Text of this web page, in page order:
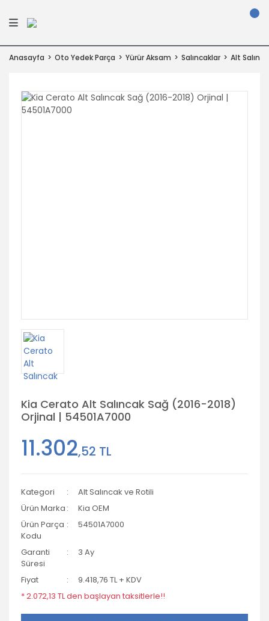
Anasayfa Oto Yedek Parça Yürür Aksam Salıncaklar Alt
Kia Cerato Alt Salıncak Sağ (2016-2018)
Orjinal | 54501A7000
11.302,52 TL
Kategori
Alt Salıncak ve Rotili
Ürün Marka
Kia OEM
Ürün Parça
Kodu
54501A7000
Garanti
Süresi
3 Ay
Fiyat
9.418,76 TL + KDV
* 2.072,13 TL den başlayan taksitlerle!!